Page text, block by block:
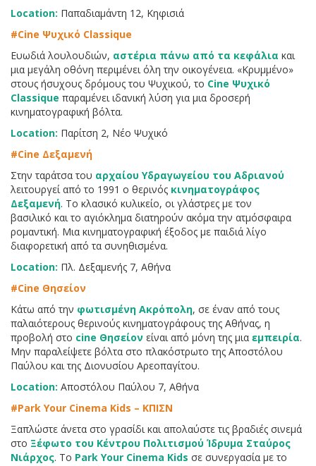
Location: Παπαδιαμάντη 12, Κηφισιά
#Cine Ψυχικό Classique
Ευωδιά λουλουδιών, αστέρια πάνω από τα κεφάλια και
μια μεγάλη οθόνη περιμένει όλη την οικογένεια. «Κρυμμένο»
στους ήσυχους δρόμους του Ψυχικού, το Cine Ψυχικό
Classique παραμένει ιδανική λύση για μια δροσερή
κινηματογραφική βόλτα.
Location: Παρίτση 2, Νέο Ψυχικό
#Cine Δεξαμενή
Στην ταράτσα του αρχαίου Υδραγωγείου του Αδριανού
λειτουργεί από το 1991 ο θερινός κινηματογράφος
Δεξαμενή. Το κλασικό κυλικείο, οι γλάστρες με τον
βασιλικό και το αγιόκλημα διατηρούν ακόμα την ατμόσφαιρα
ρομαντική. Μια κινηματογραφική έξοδος με παιδιά λίγο
διαφορετική από τα συνηθισμένα.
Location: Πλ. Δεξαμενής 7, Αθήνα
#Cine Θησείον
Κάτω από την φωτισμένη Ακρόπολη, σε έναν από τους
παλαιότερους θερινούς κινηματογράφους της Αθήνας, η
προβολή στο cine Θησείον είναι από μόνη της μια εμπειρία.
Μην παραλείψετε βόλτα στο πλακόστρωτο της Αποστόλου
Παύλου και της Διονυσίου Αρεοπαγίτου.
Location: Αποστόλου Παύλου 7, Αθήνα
#Park Your Cinema Kids – ΚΠΙΣΝ
Ξαπλώστε άνετα στο γρασίδι και απολαύστε τις βραδιές σινεμά
στο Ξέφωτο του Κέντρου Πολιτισμού Ίδρυμα Σταύρος
Νιάρχος. Το Park Your Cinema Kids σε συνεργασία με το